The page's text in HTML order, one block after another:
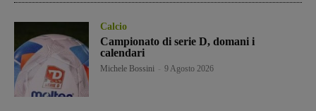
Calcio
Campionato di serie D, domani i
calendari
Michele Bossini 9 Agosto 2026